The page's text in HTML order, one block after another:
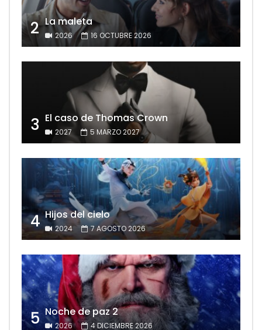
2 La maleta
2026 16 OCTUBRE 2026
3 El caso de Thomas Crown
2027 5 MARZO 2027
4 Hijos del cielo
2024 7 AGOSTO 2026
5 Noche de paz 2
2026 4 DICIEMBRE 2026